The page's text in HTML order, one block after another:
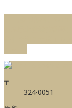
〒
324-0051